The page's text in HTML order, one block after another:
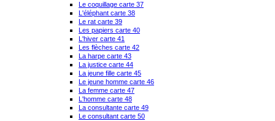
Le coquillage carte 37
L'éléphant carte 38
Le rat carte 39
Les papiers carte 40
L'hiver carte 41
Les flèches carte 42
La harpe carte 43
La justice carte 44
La jeune fille carte 45
Le jeune homme carte 46
La femme carte 47
L'homme carte 48
La consultante carte 49
Le consultant carte 50